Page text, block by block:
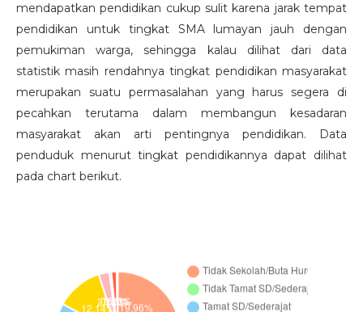
mendapatkan pendidikan cukup sulit karena jarak tempat
pendidikan untuk tingkat SMA lumayan jauh dengan
pemukiman warga, sehingga kalau dilihat dari data
statistik masih rendahnya tingkat pendidikan masyarakat
merupakan suatu permasalahan yang harus segera di
pecahkan terutama dalam membangun kesadaran
masyarakat akan arti pentingnya pendidikan. Data
penduduk menurut tingkat pendidikannya dapat dilihat
pada chart berikut.